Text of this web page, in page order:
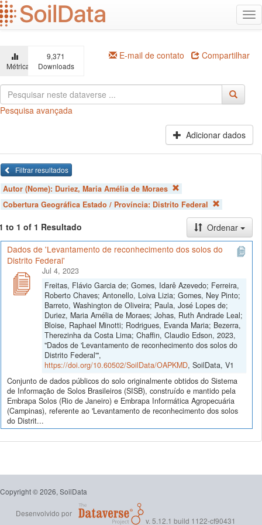
Ir
para
o
principal
Métricas
9,371
Downloads
E-mail de contato Compartilhar
Pesquisa avançada
Adicionar dados
Filtrar resultados
Autor (Nome): Duriez, Maria Amélia de Moraes
Cobertura Geográfica Estado / Província: Distrito Federal
to 1 of 1 Resultado
Ordenar
Dados de 'Levantamento de reconhecimento dos solos do
Distrito Federal'
Jul 4, 2023
Freitas, Flávio Garcia de; Gomes, Idarê Azevedo; Ferreira,
Roberto Chaves; Antonello, Loiva Lizia; Gomes, Ney Pinto;
Barreto, Washington de Oliveira; Paula, José Lopes de;
Duriez, Maria Amélia de Moraes; Johas, Ruth Andrade Leal;
Bloise, Raphael Minotti; Rodrigues, Evanda Maria; Bezerra,
Therezinha da Costa Lima; Chaffin, Claudio Edson, 2023,
"Dados de 'Levantamento de reconhecimento dos solos do
Distrito Federal'",
https://doi.org/10.60502/SoilData/OAPKMD, SoilData, V1
Conjunto de dados públicos do solo originalmente obtidos do Sistema
de Informação de Solos Brasileiros (SISB), construído e mantido pela
Embrapa Solos (Rio de Janeiro) e Embrapa Informática Agropecuária
(Campinas), referente ao 'Levantamento de reconhecimento dos solos
do Distrit...
Copyright © 2026, SoilData
Desenvolvido por
v. 5.12.1 build 1122-cf90431